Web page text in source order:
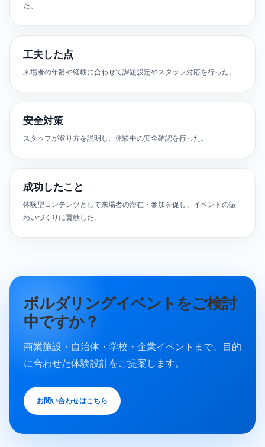
た。
工夫した点
来場者の年齢や経験に合わせて課題設定やスタッフ対応を行った。
安全対策
スタッフが登り方を説明し、体験中の安全確認を行った。
成功したこと
体験型コンテンツとして来場者の滞在・参加を促し、イベントの賑
わいづくりに貢献した。
ボルダリングイベントをご検討
中ですか？
商業施設・自治体・学校・企業イベントまで、目的
に合わせた体験設計をご提案します。
お問い合わせはこちら